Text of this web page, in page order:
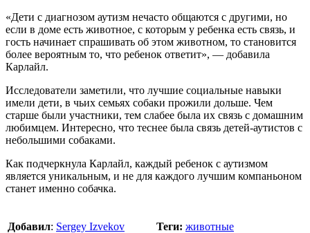
«Дети с диагнозом аутизм нечасто общаются с другими, но
если в доме есть животное, с которым у ребенка есть связь, и
гость начинает спрашивать об этом животном, то становится
более вероятным то, что ребенок ответит», — добавила
Карлайл.
Исследователи заметили, что лучшие социальные навыки
имели дети, в чьих семьях собаки прожили дольше. Чем
старше были участники, тем слабее была их связь с домашним
любимцем. Интересно, что теснее была связь детей-аутистов с
небольшими собаками.
Как подчеркнула Карлайл, каждый ребенок с аутизмом
является уникальным, и не для каждого лучшим компаньоном
станет именно собачка.
Добавил: Sergey Izvekov Теги: животные